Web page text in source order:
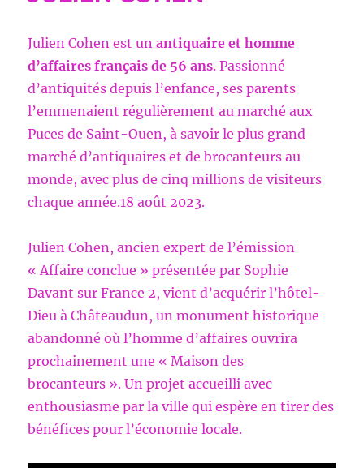
Bouvard
Julien Cohen est unantiquaire et homme
d’affaires français de 56 ans. Passionné
d’antiquités depuis l’enfance, ses parents
l’emmenaient régulièrement au marché aux
Puces de Saint-Ouen, à savoir le plus grand
marché d’antiquaires et de brocanteurs au
monde, avec plus de cinq millions de visiteurs
chaque année.18 août 2023.
Julien Cohen, ancien expert de l’émission
« Affaire conclue » présentée par Sophie
Davant sur France 2, vient d’acquérir l’hôtel-
Dieu à Châteaudun, un monument historique
abandonné où l’homme d’affaires ouvrira
prochainement une « Maison des
brocanteurs ». Un projet accueilli avec
enthousiasme par la ville qui espère en tirer des
bénéfices pour l’économie locale.